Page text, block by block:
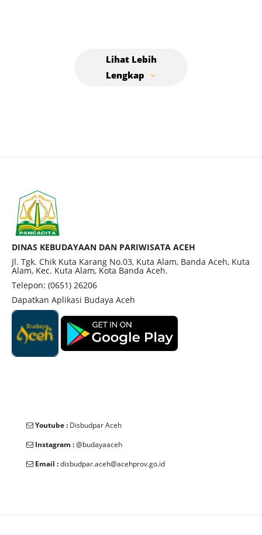
DINAS KEBUDAYAAN DAN PARIWISATA ACEH
Jl. Tgk. Chik Kuta Karang No.03, Kuta Alam, Banda Aceh, Kuta
Alam, Kec. Kuta Alam, Kota Banda Aceh.
Telepon: (0651) 26206
Dapatkan Aplikasi Budaya Aceh
Youtube : Disbudpar Aceh
Instagram :@budayaaceh
Email :disbudpar.aceh@acehprov.go.id